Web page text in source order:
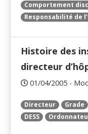
Comportement
Responsabilité de
Histoire des
directeur
01/04/2005 -
Directeur Grade
DESS